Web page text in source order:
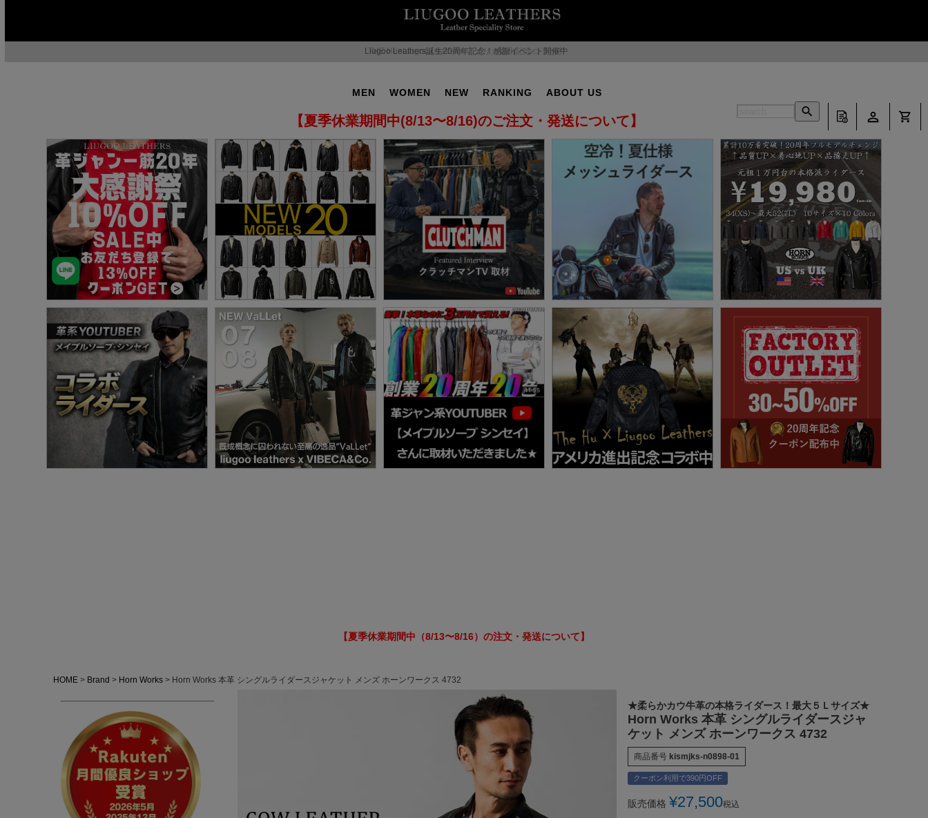
【夏季休業期間中（8/13〜8/16）の注文・発送について】
HOME Brand Horn Works Horn Works 本革 シングルライダースジャケット メンズ ホーンワークス 4732
★柔らかカウ牛革の本格ライダース！最大５Ｌサイズ★
Horn Works 本革 シングルライダースジャ
ケット メンズ ホーンワークス 4732
商品番号 kismjks-n0898-01
クーポン利用で390円OFF
販売価格 ¥27,500税込